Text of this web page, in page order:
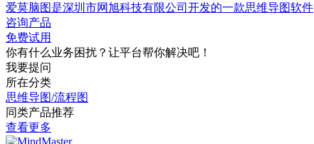
爱莫脑图是深圳市网旭科技有限公司开发的一款思维导图软件
咨询产品
免费试用
你有什么业务困扰？让平台帮你解决吧！
我要提问
所在分类
思维导图/流程图
同类产品推荐
查看更多